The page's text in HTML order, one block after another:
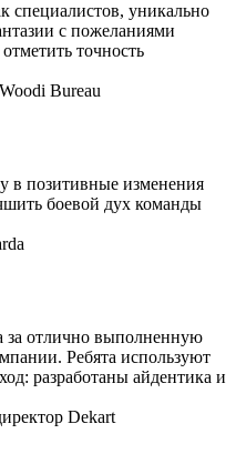
специалистов, уникально
с пожеланиями
точность
Bureau
в позитивные изменения
боевой дух команды
отлично выполненную
Ребята используют
разработаны айдентика и
Dekart